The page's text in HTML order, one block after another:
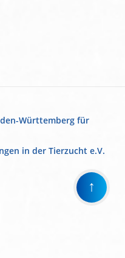
Württemberg für
in der Tierzucht e.V.
↑